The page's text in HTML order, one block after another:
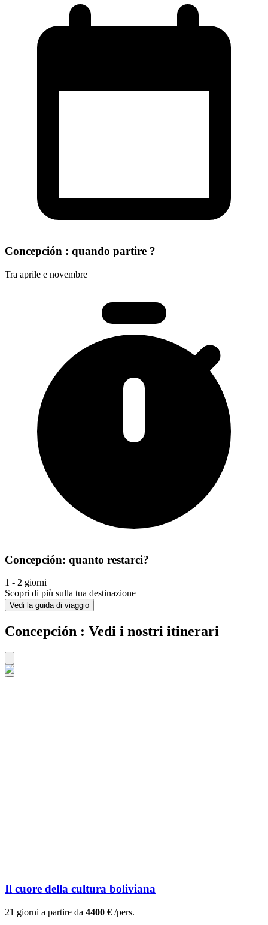
Concepción : quando partire ?
Tra aprile e novembre
Concepción: quanto restarci?
1 - 2 giorni
Scopri di più sulla tua destinazione
Vedi la guida di viaggio
Concepción : Vedi i nostri itinerari
Il cuore della cultura boliviana
21 giorni a partire da 4400 € /pers.